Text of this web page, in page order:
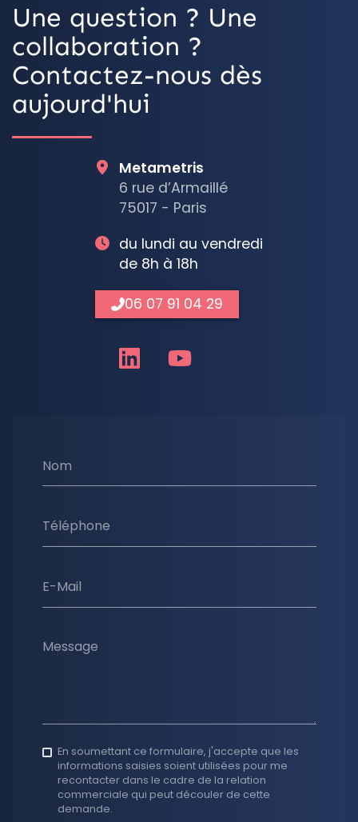
Une question ? Une
collaboration ?
Contactez-nous dès
aujourd'hui
Nom
Téléphone
E-Mail
Message
En soumettant ce formulaire, j'accepte que les
informations saisies soient utilisées pour me
recontacter dans le cadre de la relation
commerciale qui peut découler de cette
demande.
Metametris
6 rue d’Armaillé
75017 - Paris
du lundi au vendredi
de 8h à 18h
06 07 91 04 29